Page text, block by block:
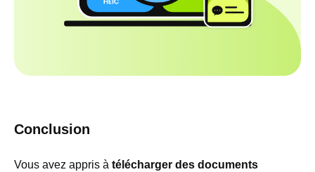
Conclusion
Vous avez appris à télécharger des documents